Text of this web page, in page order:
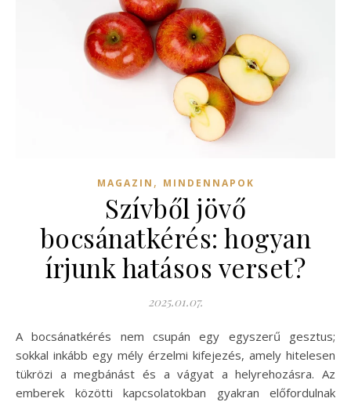
MAGAZIN , MINDENNAPOK
Szívből jövő
bocsánatkérés: hogyan
írjunk hatásos verset?
2025.01.07.
A bocsánatkérés nem csupán egy egyszerű gesztus;
sokkal inkább egy mély érzelmi kifejezés, amely hitelesen
tükrözi a megbánást és a vágyat a helyrehozásra. Az
emberek közötti kapcsolatokban gyakran előfordulnak